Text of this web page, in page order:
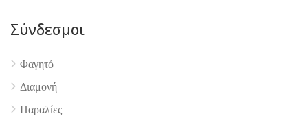
Σύνδεσμοι
Φαγητό
Διαμονή
Παραλίες